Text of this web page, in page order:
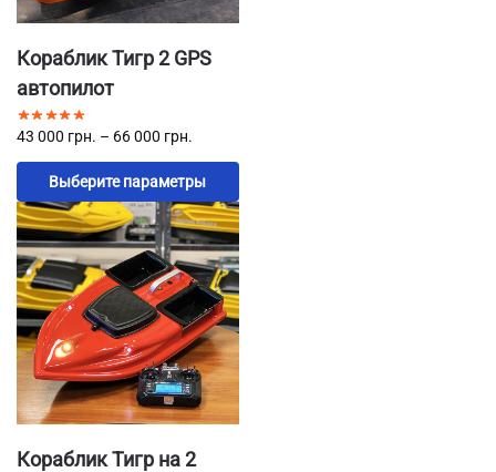
Кораблик Тигр 2 GPS
автопилот
43 000 грн. – 66 000 грн.
Выберите параметры
Кораблик Тигр на 2